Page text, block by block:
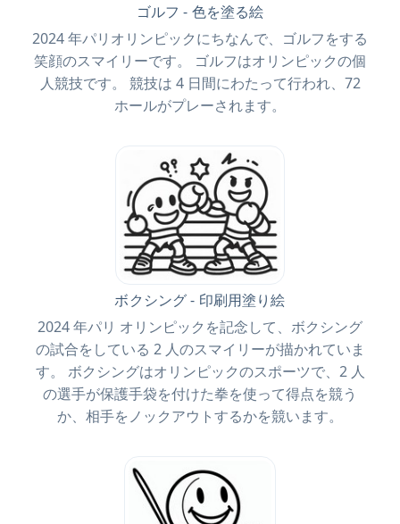
ゴルフ - 色を塗る絵
2024 年パリオリンピックにちなんで、ゴルフをする
笑顔のスマイリーです。 ゴルフはオリンピックの個
人競技です。 競技は 4 日間にわたって行われ、72
ホールがプレーされます。
ボクシング - 印刷用塗り絵
2024 年パリ オリンピックを記念して、ボクシング
の試合をしている 2 人のスマイリーが描かれていま
す。 ボクシングはオリンピックのスポーツで、2 人
の選手が保護手袋を付けた拳を使って得点を競う
か、相手をノックアウトするかを競います。